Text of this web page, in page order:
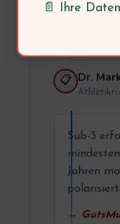
📋 Dr.
Sub-3
Jahren
→
📄 Ihre